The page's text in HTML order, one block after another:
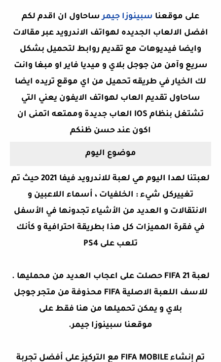
على موقعنا سبينوزا جيمرساحاول ان اقدم لكم
افضل الالعاب الجديده لهواتف الاندرويد عبر مقالات
وايضا فيديوهات مع تقديم روابط لتحميل بشكل
سريع وآمن من جوجل بلاي و ميديا فاير او مبغا وانت
لك الخيار في طريقه تحميل من اي موقع تريده ايضا
ساحاول تقديم العاب لهواتف الايفون يعني التي
تشتغل بنظام IOS العاب جديدة وممتعه اتمنى ان
اكون عند حسن ظنكم
موضوع اليوم
لعبتنا لهدا اليوم هي لعبة للاندرويد فيفا 2021
حيث تم
تغييركل شيء : الخلفيات ، أسماء اللاعبين و
الانتقالات و العديد من الأشياء تجدونها في الأسفل
في فقرة المميزات كل هذا بطريقة احترافية و كأنك
تلعب على PS4
لعبة FIFA 21 حصلت على اعجاب العديد من محمليها .
للاسف اللعبة الاصلية FIFA محذوفة من متجر جوجل
بلاي و يمكن تحميلها من هنا فقط على
موقعنا سبينوزا جيمر.
تم إنشاء FIFA MOBILE مع التركيز على أفضل تجربة